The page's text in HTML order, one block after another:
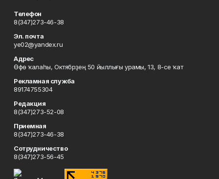
Телефон
8(347)273-46-38
Эл. почта
ye02@yandex.ru
Адрес
Өфө ҡалаһы, Октябрҙең 50 йыллығы урамы, 13, 8-се ҡат
Рекламная служба
89174755304
Редакция
8(347)273-52-08
Приемная
8(347)273-46-38
Сотрудничество
8(347)273-56-45